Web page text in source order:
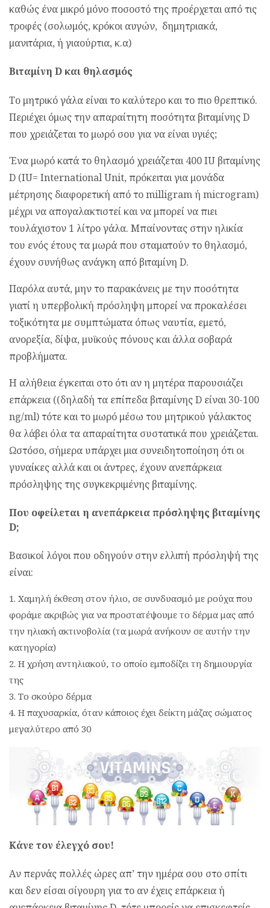
καθώς ένα μικρό μόνο ποσοστό της προέρχεται από τις
τροφές (σολωμός, κρόκοι αυγών, δημητριακά,
μανιτάρια, ή γιαούρτια, κ.α)
Βιταμίνη D και θηλασμός
Το μητρικό γάλα είναι το καλύτερο και το πιο θρεπτικό.
Περιέχει όμως την απαραίτητη ποσότητα βιταμίνης D
που χρειάζεται το μωρό σου για να είναι υγιές;
Ένα μωρό κατά το θηλασμό χρειάζεται 400 IU βιταμίνης
D (IU= International Unit, πρόκειται για μονάδα
μέτρησης διαφορετική από το milligram ή microgram)
μέχρι να απογαλακτιστεί και να μπορεί να πιει
τουλάχιστον 1 λίτρο γάλα. Μπαίνοντας στην ηλικία
του ενός έτους τα μωρά που σταματούν το θηλασμό,
έχουν συνήθως ανάγκη από βιταμίνη D.
Παρόλα αυτά, μην το παρακάνεις με την ποσότητα
γιατί η υπερβολική πρόσληψη μπορεί να προκαλέσει
τοξικότητα με συμπτώματα όπως ναυτία, εμετό,
ανορεξία, δίψα, μυϊκούς πόνους και άλλα σοβαρά
προβλήματα.
Η αλήθεια έγκειται στο ότι αν η μητέρα παρουσιάζει
επάρκεια ((δηλαδή τα επίπεδα βιταμίνης D είναι 30-100
ng/ml) τότε και το μωρό μέσω του μητρικού γάλακτος
θα λάβει όλα τα απαραίτητα συστατικά που χρειάζεται.
Ωστόσο, σήμερα υπάρχει μια συνειδητοποίηση ότι οι
γυναίκες αλλά και οι άντρες, έχουν ανεπάρκεια
πρόσληψης της συγκεκριμένης βιταμίνης.
Που οφείλεται η ανεπάρκεια πρόσληψης βιταμίνης
D;
Βασικοί λόγοι που οδηγούν στην ελλιπή πρόσληψή της
είναι:
Χαμηλή έκθεση στον ήλιο, σε συνδυασμό με ρούχα που
φοράμε ακριβώς για να προστατέψουμε το δέρμα μας από
την ηλιακή ακτινοβολία (τα μωρά ανήκουν σε αυτήν την
κατηγορία)
Η χρήση αντηλιακού, το οποίο εμποδίζει τη δημιουργία
της
Το σκούρο δέρμα
Η παχυσαρκία, όταν κάποιος έχει δείκτη μάζας σώματος
μεγαλύτερο από 30
Κάνε τον έλεγχό σου!
Aν περνάς πολλές ώρες απ’ την ημέρα σου στο σπίτι
και δεν είσαι σίγουρη για το αν έχεις επάρκεια ή